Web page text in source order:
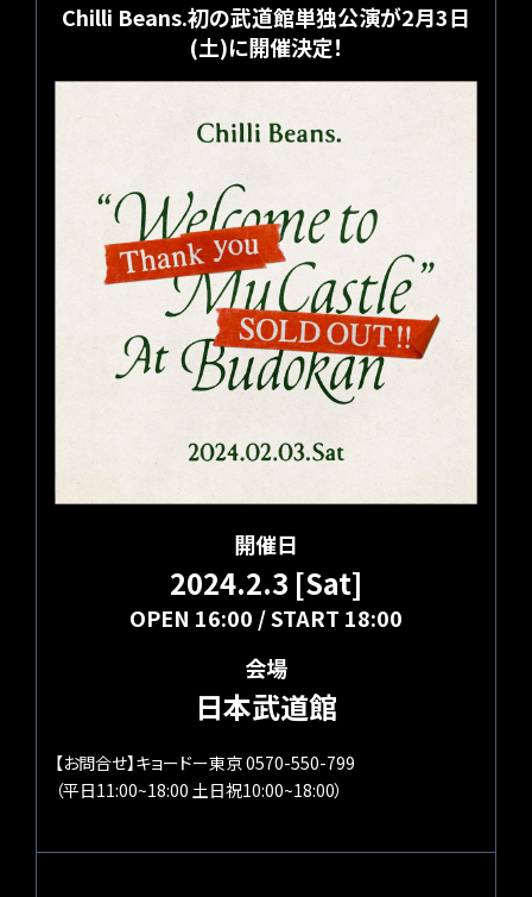
Chilli Beans.初の武道館単独公演が2月3日
(土)に開催決定！
開催日
2024.2.3 [Sat]
OPEN 16:00 / START 18:00
会場
日本武道館
【お問合せ】キョードー東京 0570-550-799
（平日11:00~18:00 土日祝10:00~18:00）